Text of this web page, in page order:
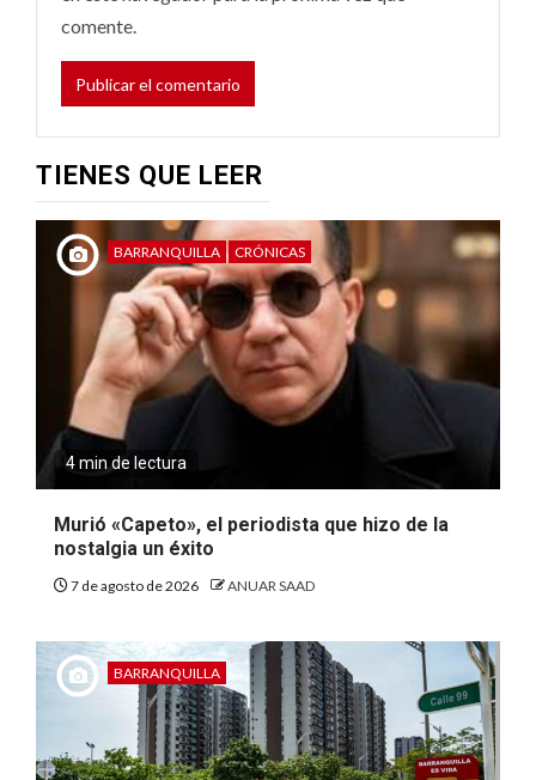
comente.
TIENES QUE LEER
BARRANQUILLA CRÓNICAS
4 min de lectura
Murió «Capeto», el periodista que hizo de la
nostalgia un éxito
7 de agosto de 2026 ANUAR SAAD
BARRANQUILLA